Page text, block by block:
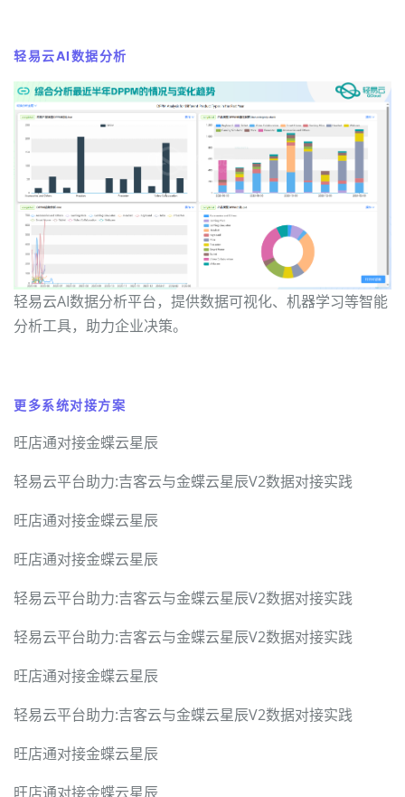
轻易云AI数据分析
轻易云AI数据分析平台，提供数据可视化、机器学习等智能
分析工具，助力企业决策。
更多系统对接方案
旺店通对接金蝶云星辰
轻易云平台助力:吉客云与金蝶云星辰V2数据对接实践
旺店通对接金蝶云星辰
旺店通对接金蝶云星辰
轻易云平台助力:吉客云与金蝶云星辰V2数据对接实践
轻易云平台助力:吉客云与金蝶云星辰V2数据对接实践
旺店通对接金蝶云星辰
轻易云平台助力:吉客云与金蝶云星辰V2数据对接实践
旺店通对接金蝶云星辰
旺店通对接金蝶云星辰